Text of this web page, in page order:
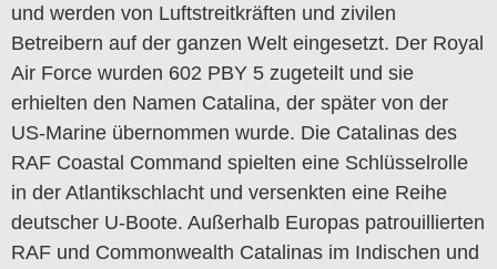
und werden von Luftstreitkräften und zivilen
Betreibern auf der ganzen Welt eingesetzt. Der Royal
Air Force wurden 602 PBY 5 zugeteilt und sie
erhielten den Namen Catalina, der später von der
US-Marine übernommen wurde. Die Catalinas des
RAF Coastal Command spielten eine Schlüsselrolle
in der Atlantikschlacht und versenkten eine Reihe
deutscher U-Boote. Außerhalb Europas patrouillierten
RAF und Commonwealth Catalinas im Indischen und